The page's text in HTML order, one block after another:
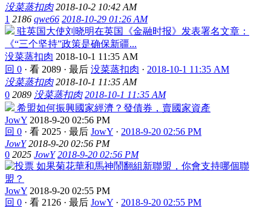
没菜蒸扣肉 2018-10-2 10:42 AM
1 2186 qwe66 2018-10-29 01:26 AM
驻英国大使刘晓明在英国《金融时报》发表署名文章：
《“三个坚持”政策是确保新疆...
没菜蒸扣肉 2018-10-1 11:35 AM
回 0 · 看 2089 · 最后 没菜蒸扣肉 · 2018-10-1 11:35 AM
没菜蒸扣肉 2018-10-1 11:35 AM
0 2089 没菜蒸扣肉 2018-10-1 11:35 AM
希盟如何振興國家經濟？發債券，賣國家資產
JowY 2018-9-20 02:56 PM
回 0 · 看 2025 · 最后 JowY · 2018-9-20 02:56 PM
JowY 2018-9-20 02:56 PM
0 2025 JowY 2018-9-20 02:56 PM
如果菊花華和馬神鬧翻組新聯盟，你會支持哪個聯
盟？
JowY 2018-9-20 02:55 PM
回 0 · 看 2126 · 最后 JowY · 2018-9-20 02:55 PM